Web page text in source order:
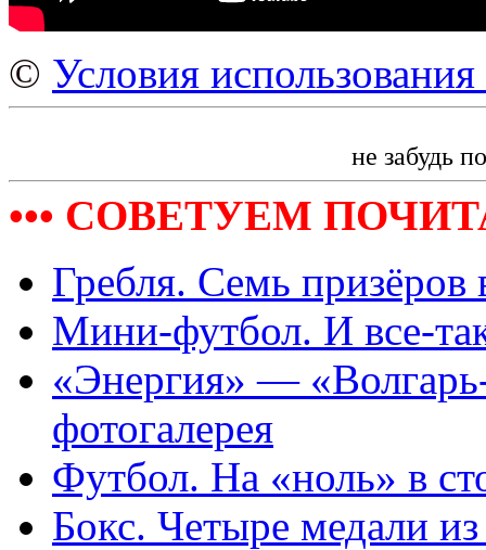
© Условия
не забудь
••• СОВЕТУЕМ
Гребля. Семь
Мини-футбол. И все-
«Энергия» —
фотогалерея
Футбол. На «ноль» в
Бокс. Четыре медали